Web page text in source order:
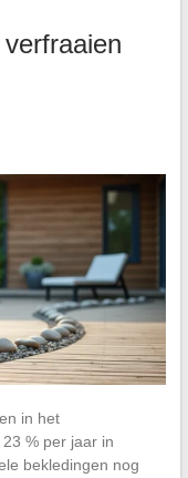
in het
% per jaar in
bekledingen nog